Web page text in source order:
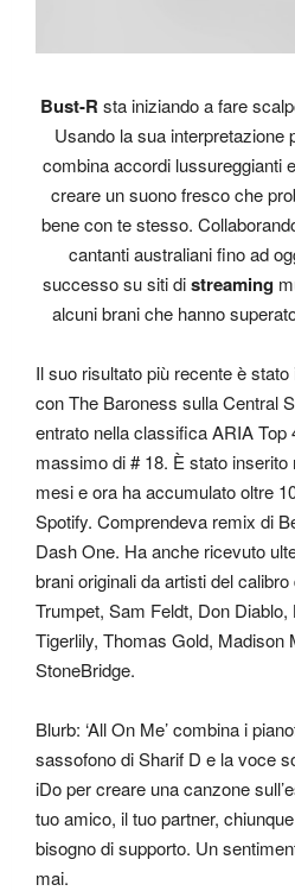
Bust-R sta iniziando a fare
Usando la sua interpretazione
combina accordi lussureggianti
creare un suono fresco che
bene con te stesso.
cantanti australiani fino ad
successo su siti distreaming
alcuni brani che hanno
Il suo risultato più recente è stato
con The Baroness sulla Central
entrato nella classifica ARIA Top
massimo di # 18. È stato inserito
mesi e ora ha accumulato oltre
Spotify. Comprendeva remix di
Dash One. Ha anche ricevuto
brani originali da artisti del
Trumpet, Sam Feldt, Don Diablo,
Tigerlily, Thomas Gold, Madison
StoneBridge.
Blurb: ‘All On Me’ combina i
sassofono di Sharif D e la voce
iDo per creare una canzone
tuo amico, il tuo partner,
bisogno di supporto. Un
mai.